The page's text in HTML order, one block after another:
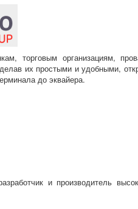
торговым организациям,
их простыми и удобными,
до эквайера.
и производитель